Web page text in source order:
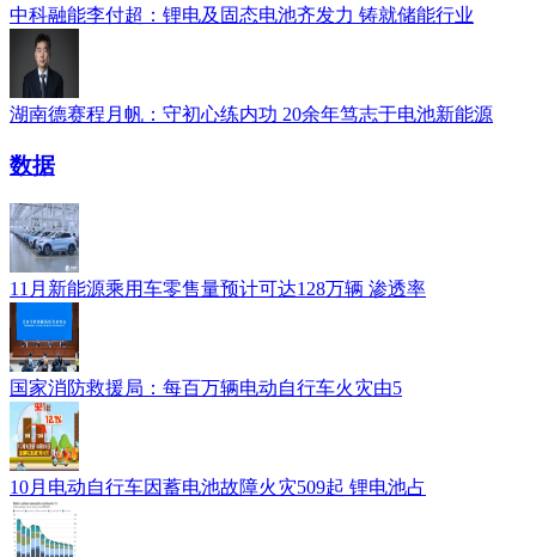
中科融能李付超：锂电及固态电池齐发力 铸就储能行业
湖南德赛程月帆：守初心练内功 20余年笃志于电池新能源
数据
11月新能源乘用车零售量预计可达128万辆 渗透率
国家消防救援局：每百万辆电动自行车火灾由5
10月电动自行车因蓄电池故障火灾509起 锂电池占